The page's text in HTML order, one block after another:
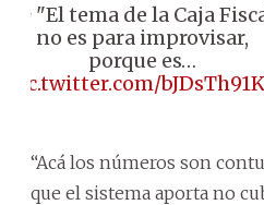
🗣️ "El tema de la Caja
no es para improvisar,
porque es…
pic.twitter.com/
“Acá los números son
que el sistema aporta no